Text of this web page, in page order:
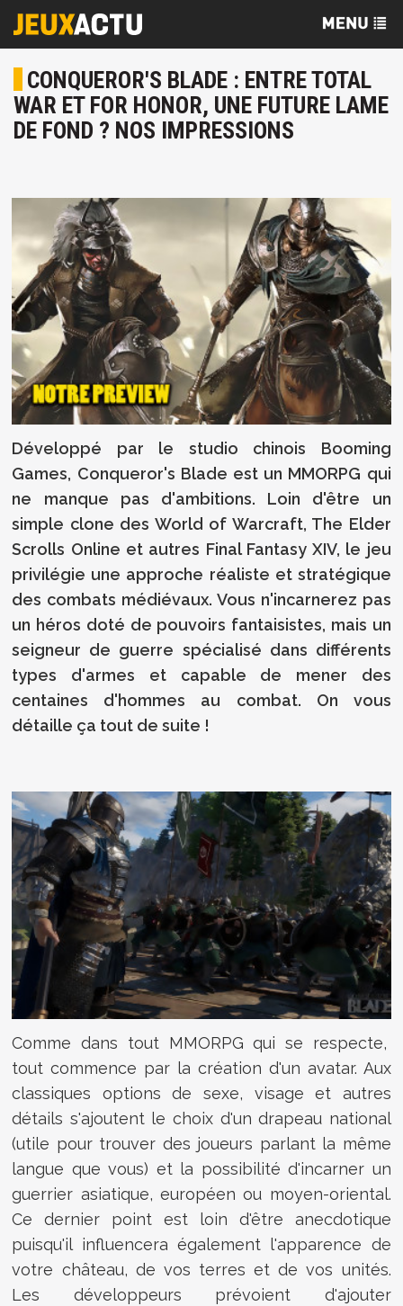
CONQUEROR'S BLADE : ENTRE TOTAL
WAR ET FOR HONOR, UNE FUTURE LAME
DE FOND ? NOS IMPRESSIONS
Développé par le studio chinois Booming
Games, Conqueror's Blade est un MMORPG qui
ne manque pas d'ambitions. Loin d'être un
simple clone des World of Warcraft, The Elder
Scrolls Online et autres Final Fantasy XIV, le jeu
privilégie une approche réaliste et stratégique
des combats médiévaux. Vous n'incarnerez pas
un héros doté de pouvoirs fantaisistes, mais un
seigneur de guerre spécialisé dans différents
types d'armes et capable de mener des
centaines d'hommes au combat. On vous
détaille ça tout de suite !
Comme dans tout MMORPG qui se respecte,
tout commence par la création d'un avatar. Aux
classiques options de sexe, visage et autres
détails s'ajoutent le choix d'un drapeau national
(utile pour trouver des joueurs parlant la même
langue que vous) et la possibilité d'incarner un
guerrier asiatique, européen ou moyen-oriental.
Ce dernier point est loin d'être anecdotique
puisqu'il influencera également l'apparence de
votre château, de vos terres et de vos unités.
Les développeurs prévoient d'ajouter